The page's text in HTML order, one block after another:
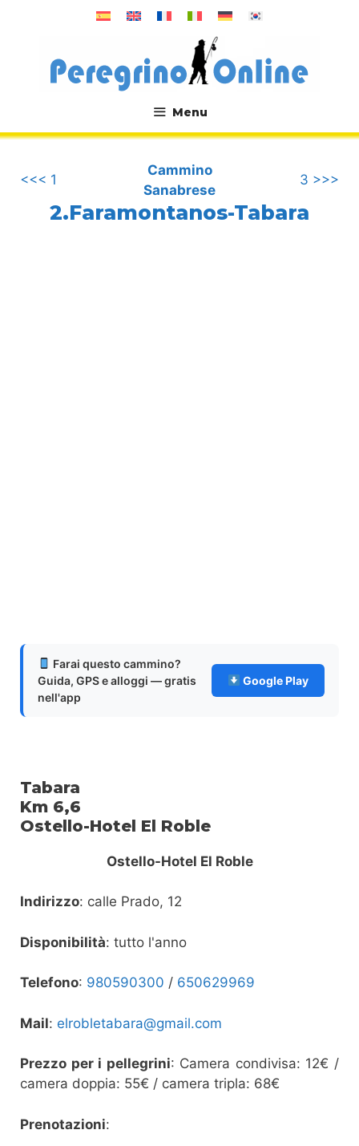
Menu
.
<<< 1
Cammino
Sanabrese
3 >>>
2.Faramontanos-Tabara
Farai questo cammino?
Guida, GPS e alloggi — gratis
nell'app
Google Play
Tabara
Km 6,6
Ostello-Hotel El Roble
Ostello-Hotel El Roble
Indirizzo: calle Prado, 12
Disponibilità: tutto l'anno
Telefono: 980590300 / 650629969
Mail: elrobletabara@gmail.com
Prezzo per i pellegrini: Camera condivisa: 12€ /
camera doppia: 55€ / camera tripla: 68€
Prenotazioni: